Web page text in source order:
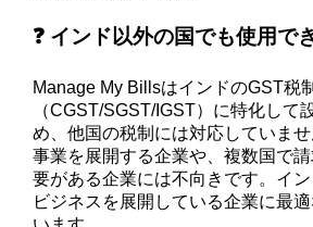
❓ インド以外の国でも使用で
Manage My BillsはインドのGST税制
（CGST/SGST/IGST）に特化して
め、他国の税制には対応していま
事業を展開する企業や、複数国で
要がある企業には不向きです。イ
ビジネスを展開している企業に最